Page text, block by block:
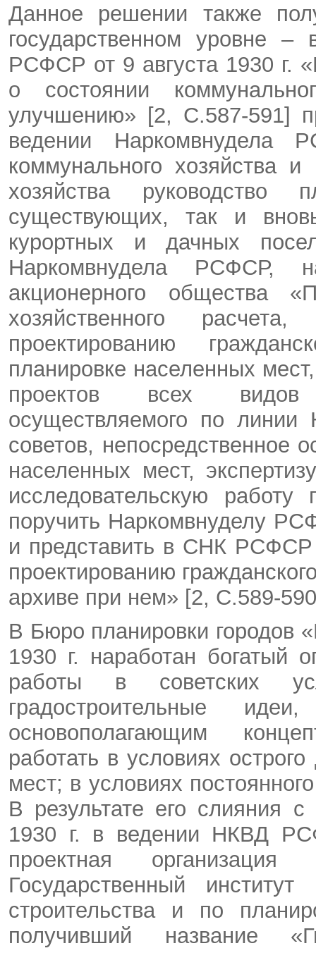
Данное решении также
государственном уровне
РСФСР от 9 августа 1930 г.
о состоянии
улучшению» [2, C.587-591]
ведении Наркомвнудела
коммунального хозяйства
хозяйства руководство
существующих, так и
курортных и дачных
Наркомвнудела РСФСР,
акционерного общества
хозяйственного
проектированию
планировке населенных
проектов всех видов
осуществляемого по
советов, непосредственное
населенных мест,
исследовательскую
поручить Наркомвнуделу
и представить в СНК РСФСР
проектированию
архиве при нем» [2, C.589-
В Бюро планировки городов
1930 г. наработан богатый
работы в советских
градостроительные
основополагающим
работать в условиях
мест; в условиях
В результате его слияния с
1930 г. в ведении НКВД
проектная организация
Государственный
строительства и по
получивший название